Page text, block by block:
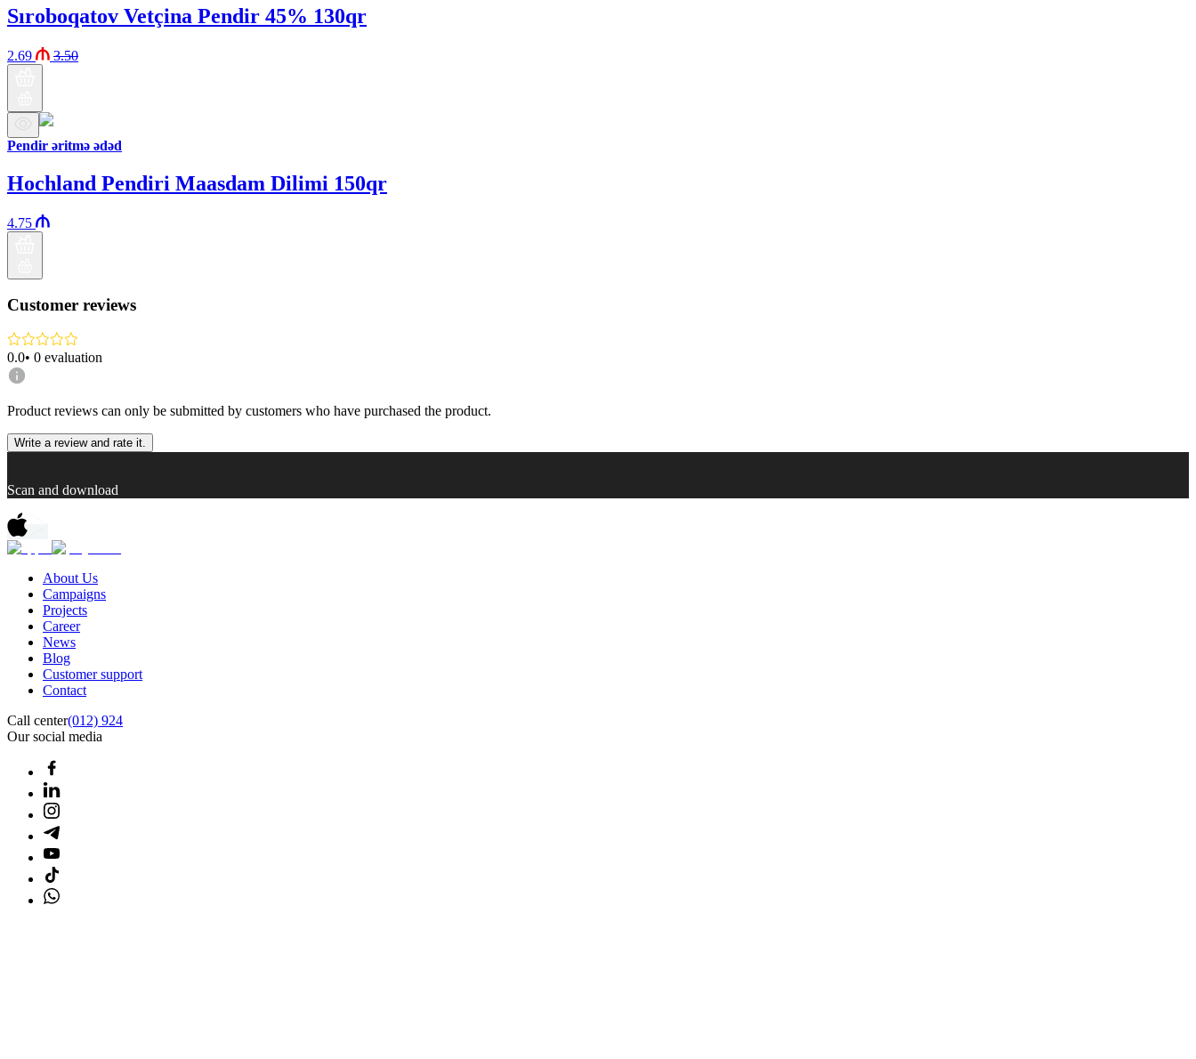
Sıroboqatov Vetçina Pendir 45% 130qr
2.69 3.50
Pendir əritmə ədəd
Hochland Pendiri Maasdam Dilimi 150qr
4.75
Customer reviews
0.0• 0 evaluation
Product reviews can only be submitted by customers who have purchased the product.
Write a review and rate it.
Scan and download
About Us
Campaigns
Projects
Career
News
Blog
Customer support
Contact
Call center(012) 924
Our social media